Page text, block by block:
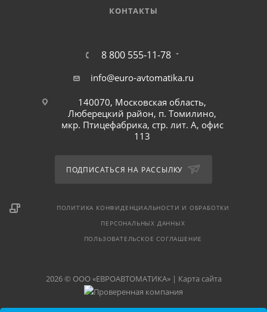
КОНТАКТЫ
8 800 555-11-78
info@euro-avtomatika.ru
140070, Московская область,
Люберецкий район, п. Томилино,
мкр. Птицефабрика, стр. лит. А, офис
113
ПОДПИСАТЬСЯ НА РАССЫЛКУ
ПОЛИТИКА КОНФИДЕНЦИАЛЬНОСТИ И ОБРАБОТКИ
ПЕРСОНАЛЬНЫХ ДАННЫХ
ПОЛЬЗОВАТЕЛЬСКОЕ СОГЛАШЕНИЕ
2026 © ООО «ЕВРОАВТОМАТИКА» | Карта сайта